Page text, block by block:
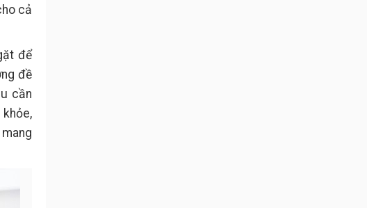
cả
để
đề
cần